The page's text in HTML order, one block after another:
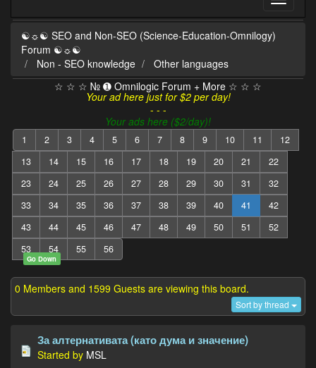
☯☼☯ SEO and Non-SEO (Science-Education-Omnilogy)
Forum ☯☼☯
Non - SEO knowledge
Other languages
☆ ☆ ☆ № ➊ Omnilogic Forum + More ☆ ☆ ☆
Your ad here just for $2 per day!
- - -
Your ads here ($2/day)!
1 2 3 4 5 6 7 8 9 10 11
12
13
14 15 16 17 18 19 20 21
22
23
24 25 26 27 28 29 30 31
32
33
34 35 36 37 38 39 40 41
42
43
44 45 46 47 48 49 50 51
52
53
54 55 56
Go Down
0 Members and 1599 Guests are viewing this board.
Sort by thread
За алтернативата (като дума и значение)
Started by MSL